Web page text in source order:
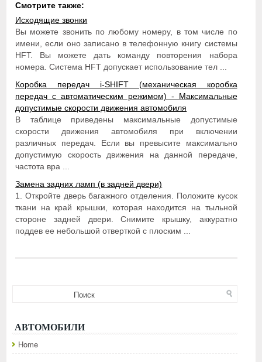
Смотрите также:
Исходящие звонки
Вы можете звонить по любому номеру, в том числе по
имени, если оно записано в телефонную книгу системы
HFT. Вы можете дать команду повторения набора
номера. Система HFT допускает использование тел ...
Коробка передач i-SHIFT (механическая коробка
передач с автоматическим режимом) - Максимальные
допустимые скорости движения автомобиля
В таблице приведены максимальные допустимые
скорости движения автомобиля при включении
различных передач. Если вы превысите максимально
допустимую скорость движения на данной передаче,
частота вра ...
Замена задних ламп (в задней двери)
1. Откройте дверь багажного отделения. Положите кусок
ткани на край крышки, которая находится на тыльной
стороне задней двери. Снимите крышку, аккуратно
поддев ее небольшой отверткой с плоским ...
АВТОМОБИЛИ
Home